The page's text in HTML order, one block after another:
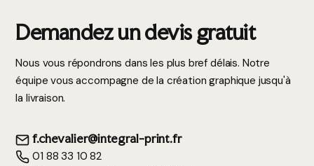
Demandez un devis gratuit
Nous vous répondrons dans les plus bref délais. Notre
équipe vous accompagne de la création graphique jusqu'à
la livraison.
f.chevalier@integral-print.fr
01 88 33 10 82